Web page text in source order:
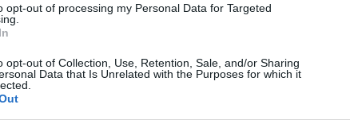
opt-out of processing my Personal Data for Targeted
opt-out of Collection, Use, Retention, Sale, and/or Sharing
Data that Is Unrelated with the Purposes for which it
Szólj hozzá!
ALMÁS MUFFIN (Muffin with